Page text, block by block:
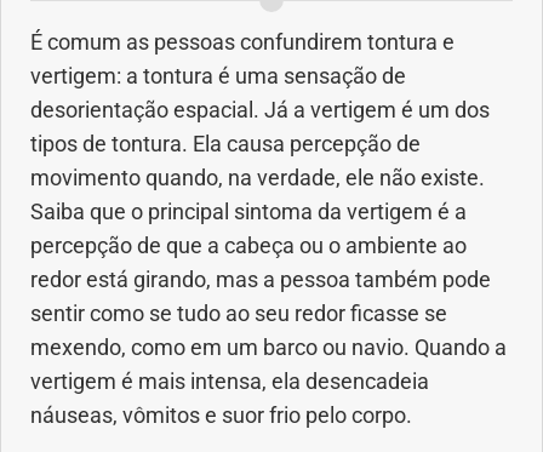
Anemia
Anestesia
Aparelho Digestivo
Atividade física
Beleza e Cosmética
Câncer
É comum as pessoas confundirem tontura e
vertigem: a tontura é uma sensação de
desorientação espacial. Já a vertigem é um dos
tipos de tontura. Ela causa percepção de
movimento quando, na verdade, ele não existe.
Saiba que o principal sintoma da vertigem é a
percepção de que a cabeça ou o ambiente ao
redor está girando, mas a pessoa também pode
sentir como se tudo ao seu redor ficasse se
mexendo, como em um barco ou navio. Quando a
vertigem é mais intensa, ela desencadeia
náuseas, vômitos e suor frio pelo corpo.